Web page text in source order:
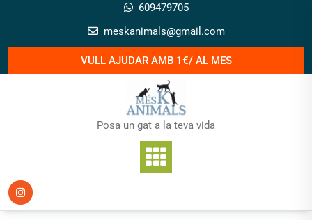
609479705
meskanimals@gmail.com
VULL AJUDAR AMB 1€/ AL MES
Posa un gat a la teva vida